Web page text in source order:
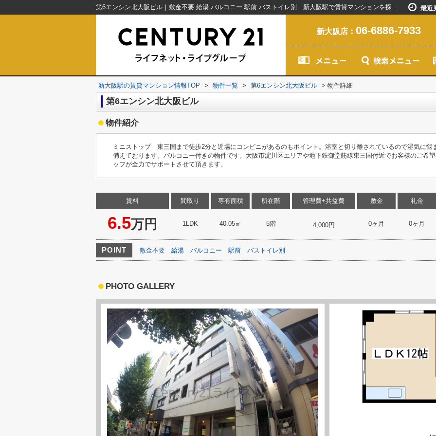
第6エンシン北大阪ビル｜敷金不要 給湯 バルコニー 駅前 バストイレ別｜新大阪駅で賃貸マンションを探すなら創業20年以上のセンチュリー21ライフネット・ライブグループ 最近
新大阪店： 06-6886-7933
新大阪駅の賃貸マンション情報TOP > 物件一覧 > 第6エンシン北大阪ビル > 物件詳細
第6エンシン北大阪ビル
物件紹介
ミニストップ 東三国まで徒歩2分と近場にコンビニがあるのもポイント。浴室と切り離されているので湿気に悩
備えております。バルコニー付きの物件です。大阪市淀川区エリアや地下鉄御堂筋線東三国付近でお客様のご希
ッフが全力でサポートさせて頂きます。
賃料
6.5万円
間取り
1LDK
専有面積
40.05㎡
所在階
5階
管理費+共益費
4,000円
敷金
0ヶ月
礼金
0ヶ月
POINT 敷金不要 給湯 バルコニー 駅前 バストイレ別
PHOTO GALLERY